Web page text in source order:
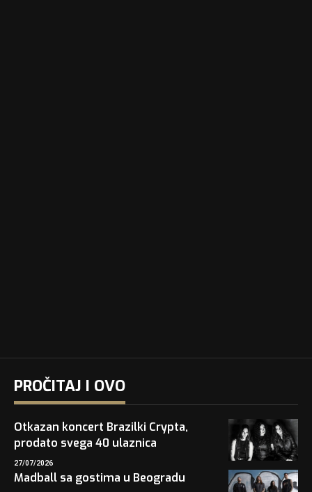
PROČITAJ I OVO
Otkazan koncert Brazilki Crypta,
prodato svega 40 ulaznica
27/07/2026
Madball sa gostima u Beogradu